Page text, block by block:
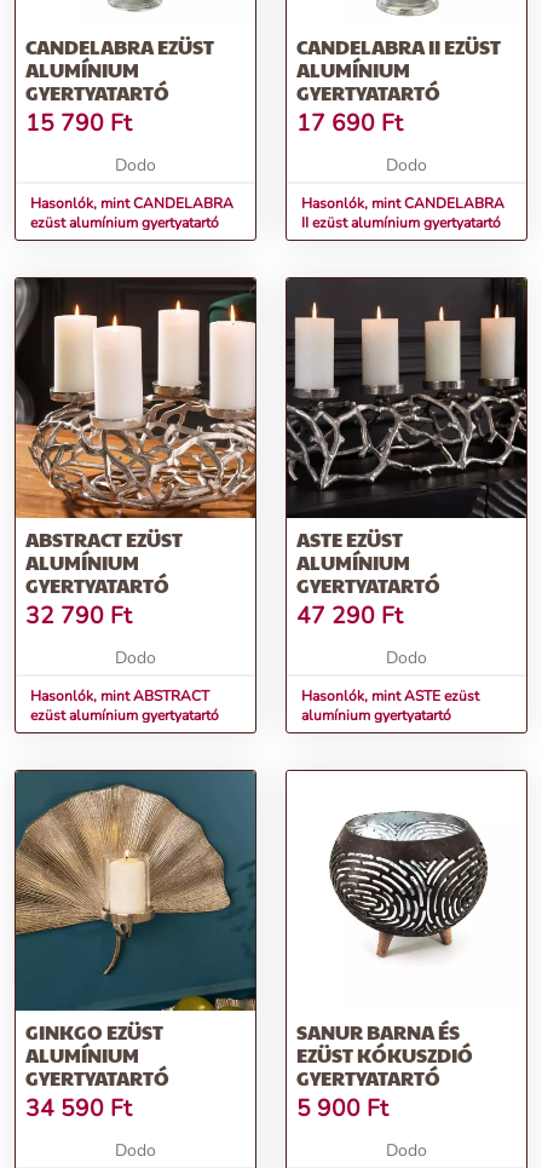
CANDELABRA EZÜST
ALUMÍNIUM
GYERTYATARTÓ
15 790 Ft
Dodo
Hasonlók, mint CANDELABRA
ezüst alumínium gyertyatartó
CANDELABRA II EZÜST
ALUMÍNIUM
GYERTYATARTÓ
17 690 Ft
Dodo
Hasonlók, mint CANDELABRA
II ezüst alumínium gyertyatartó
ABSTRACT EZÜST
ALUMÍNIUM
GYERTYATARTÓ
32 790 Ft
Dodo
Hasonlók, mint ABSTRACT
ezüst alumínium gyertyatartó
ASTE EZÜST
ALUMÍNIUM
GYERTYATARTÓ
47 290 Ft
Dodo
Hasonlók, mint ASTE ezüst
alumínium gyertyatartó
GINKGO EZÜST
ALUMÍNIUM
GYERTYATARTÓ
34 590 Ft
Dodo
SANUR BARNA ÉS
EZÜST KÓKUSZDIÓ
GYERTYATARTÓ
5 900 Ft
Dodo